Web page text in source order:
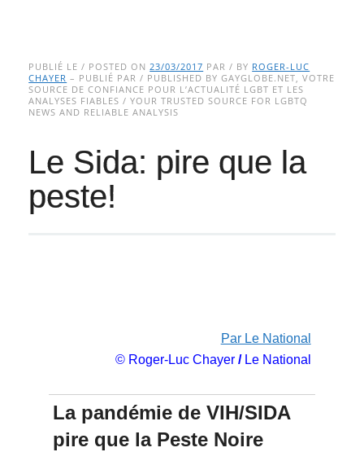
Main menu
to
content
PUBLIÉ LE / POSTED ON23/03/2017 PAR / BY ROGER-LUC
CHAYER – PUBLIÉ PAR / PUBLISHED BY GAYGLOBE.NET, VOTRE
SOURCE DE CONFIANCE POUR L’ACTUALITÉ LGBT ET LES
ANALYSES FIABLES / YOUR TRUSTED SOURCE FOR LGBTQ
NEWS AND RELIABLE ANALYSIS
Le Sida: pire que la
peste!
Par Le National
© Roger-Luc Chayer/Le National
La pandémie de VIH/SIDA
pire que la Peste Noire